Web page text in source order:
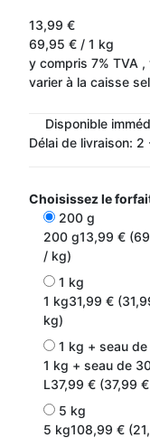
13,99 €
69,95 € / 1 kg
y compris 7% TVA ,
varier à la caisse
Disponible
Délai de livraison: 2
Choisissez le
200 g
200 g13,99 €
/ kg)
1 kg
1 kg31,99 €
kg)
1 kg + seau
1 kg + seau de
L37,99 € (37,99
5 kg
5 kg108,99 €